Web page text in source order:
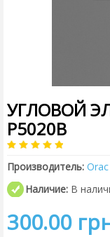
УГЛОВОЙ
P5020B
Производитель:
Наличие: В
300.00